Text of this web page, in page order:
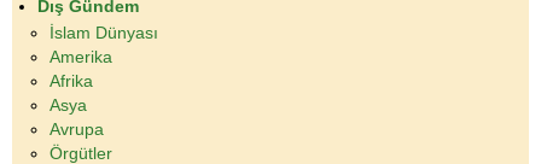
Dış Gündem
İslam Dünyası
Amerika
Afrika
Asya
Avrupa
Örgütler